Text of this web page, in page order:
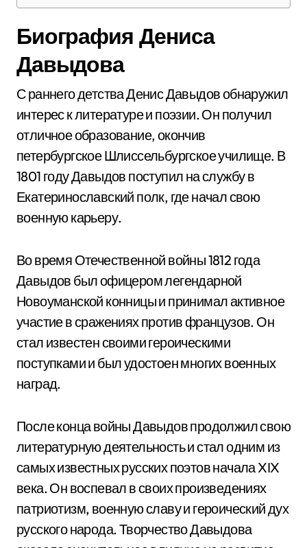
Биография Дениса
Давыдова
С раннего детства Денис Давыдов обнаружил
интерес к литературе и поэзии. Он получил
отличное образование, окончив
петербургское Шлиссельбургское училище. В
1801 году Давыдов поступил на службу в
Екатеринославский полк, где начал свою
военную карьеру.
Во время Отечественной войны 1812 года
Давыдов был офицером легендарной
Новоуманской конницы и принимал активное
участие в сражениях против французов. Он
стал известен своими героическими
поступками и был удостоен многих военных
наград.
После конца войны Давыдов продолжил свою
литературную деятельность и стал одним из
самых известных русских поэтов начала XIX
века. Он воспевал в своих произведениях
патриотизм, военную славу и героический дух
русского народа. Творчество Давыдова